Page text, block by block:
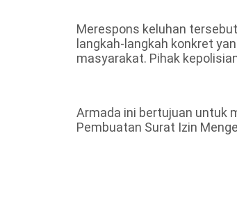
Merespons keluhan
langkah-langkah konkret
masyarakat. Pihak
Armada ini bertujuan untuk
Pembuatan Surat Izin